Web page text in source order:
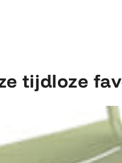
tijdloze